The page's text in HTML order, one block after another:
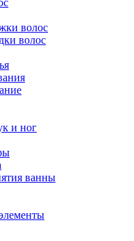
волос
волос
и ног
ванны